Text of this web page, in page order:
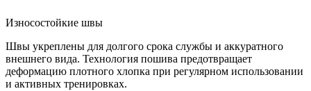
Износостойкие швы
Швы укреплены для долгого срока службы и аккуратного
внешнего вида. Технология пошива предотвращает
деформацию плотного хлопка при регулярном использовании
и активных тренировках.